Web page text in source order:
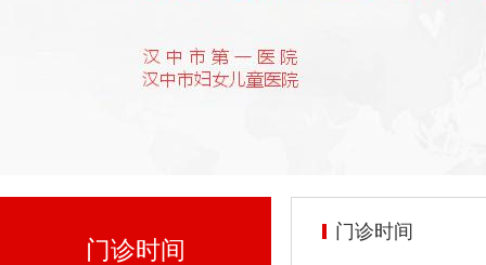
门诊时间
门诊时间